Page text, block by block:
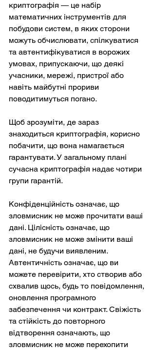
криптографія — це набір
математичних інструментів для
побудови систем, в яких сторони
можуть обчислювати, спілкуватися
та автентифікуватися в ворожих
умовах, припускаючи, що деякі
учасники, мережі, пристрої або
навіть майбутні прориви
поводитимуться погано.
Щоб зрозуміти, де зараз
знаходиться криптографія, корисно
побачити, що вона намагається
гарантувати. У загальному плані
сучасна криптографія надає чотири
групи гарантій.
Конфіденційність означає, що
зловмисник не може прочитати ваші
дані. Цілісність означає, що
зловмисник не може змінити ваші
дані, не будучи виявленим.
Автентичність означає, що ви
можете перевірити, хто створив або
схвалив щось, будь то повідомлення,
оновлення програмного
забезпечення чи контракт. Свіжість
та стійкість до повторного
відтворення означають, що
зловмисник не може перехопити